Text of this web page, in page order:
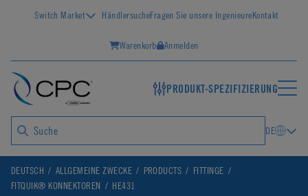
Switch Market HändlersucheFragen Sie unsere IngenieureKontakt
Warenkorb Anmelden
PRODUKT-SPEZIFIZIERUNG
DE
DEUTSCH ALLGEMEINE ZWECKE PRODUCTS
FITTINGE
FITQUIK® KONNEKTOREN
HE431